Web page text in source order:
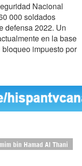
Nacional
000 soldados
defensa 2022. Un
en la base
impuesto por
bin Hamad Al Thani